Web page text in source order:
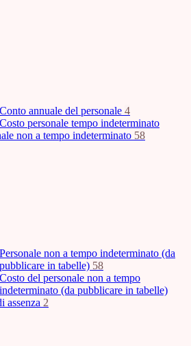
Conto annuale del personale 4
Costo personale tempo indeterminato
non a tempo indeterminato 58
Personale non a tempo indeterminato (da
pubblicare in tabelle) 58
Costo del personale non a tempo
indeterminato (da pubblicare in tabelle)
assenza 2